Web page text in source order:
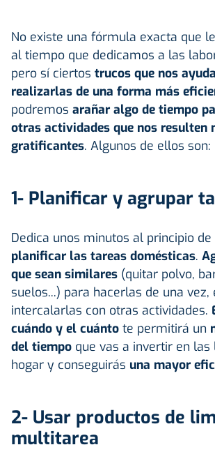
No existe una fórmula exacta que
al tiempo que dedicamos a las
pero sí ciertos trucos que nos
realizarlas de una forma más
podremos arañar algo de tiempo
otras actividades que nos resulten
gratificantes. Algunos de ellos son:
1- Planificar y agrupar
Dedica unos minutos al principio
planificar las tareas domésticas.
que sean similares (quitar polvo,
suelos...) para hacerlas de una vez,
intercalarlas con otras actividades.
cuándo y el cuánto te permitirá un
del tiempo que vas a invertir en
hogar y conseguirás una mayor
2- Usar productos de
multitarea